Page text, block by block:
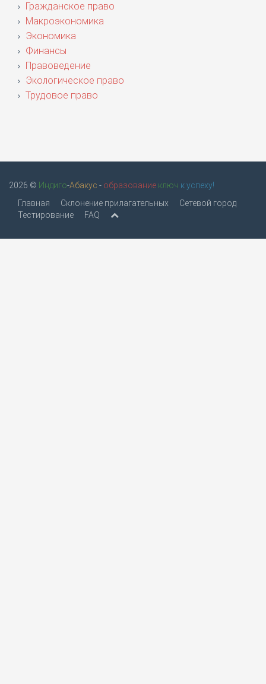
Гражданское право
Макроэкономика
Экономика
Финансы
Правоведение
Экологическое право
Трудовое право
2026 © Индиго-Абакус - образование ключ к успеху!
Главная
Склонение прилагательных
Сетевой город
Тестирование
FAQ